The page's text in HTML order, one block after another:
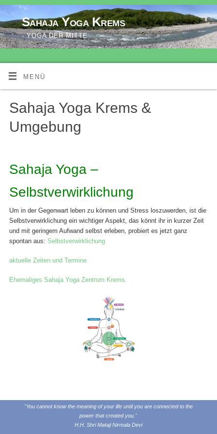
Sahaja Yoga Krems
- YOGA DER MITTE
MENÜ
Sahaja Yoga Krems &
Umgebung
Sahaja Yoga –
Selbstverwirklichung
Um in der Gegenwart leben zu können und Stress loszuwerden, ist die
Selbstverwirklichung ein wichtiger Aspekt, das könnt ihr in kurzer Zeit
und mit geringem Aufwand selbst erleben, probiert es jetzt ganz
spontan aus: Selbstverwirklichung
aktuelle Zeiten und Termine
Ehemaliges Sahaja Yoga Zentrum Krems.
"You cannot know the meaning of your life until you are connected to the
power that created you."
H.H. Shri Mataji Nirmala Devi